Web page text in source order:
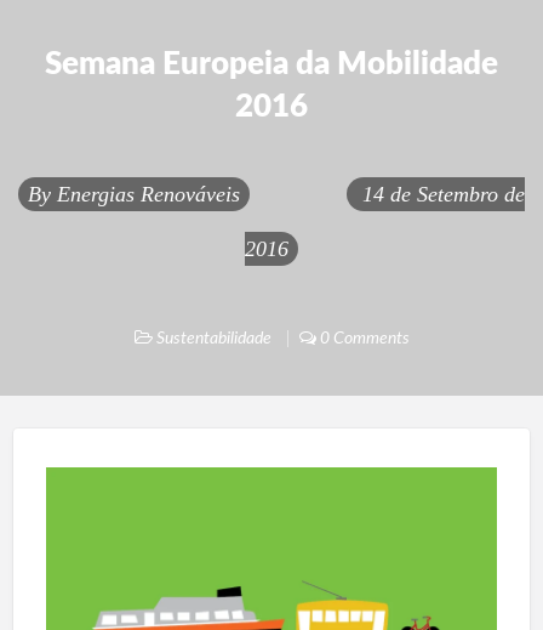
Semana Europeia da Mobilidade
2016
By Energias Renováveis 14 de Setembro de
2016
Sustentabilidade 0 Comments